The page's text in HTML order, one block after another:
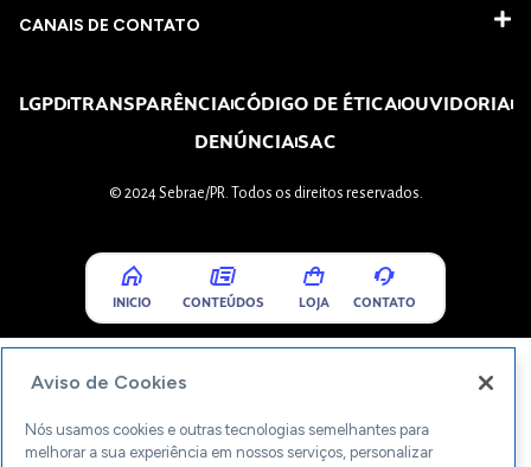
CANAIS DE CONTATO
LGPDTRANSPARÊNCIACÓDIGO DE ÉTICAOUVIDORIA
DENÚNCIASAC
© 2024 Sebrae/PR. Todos os direitos reservados.
INICIO CONTEÚDOS LOJA CONTATO
Aviso de Cookies
Nós usamos cookies e outras tecnologias semelhantes para
melhorar a sua experiência em nossos serviços, personalizar